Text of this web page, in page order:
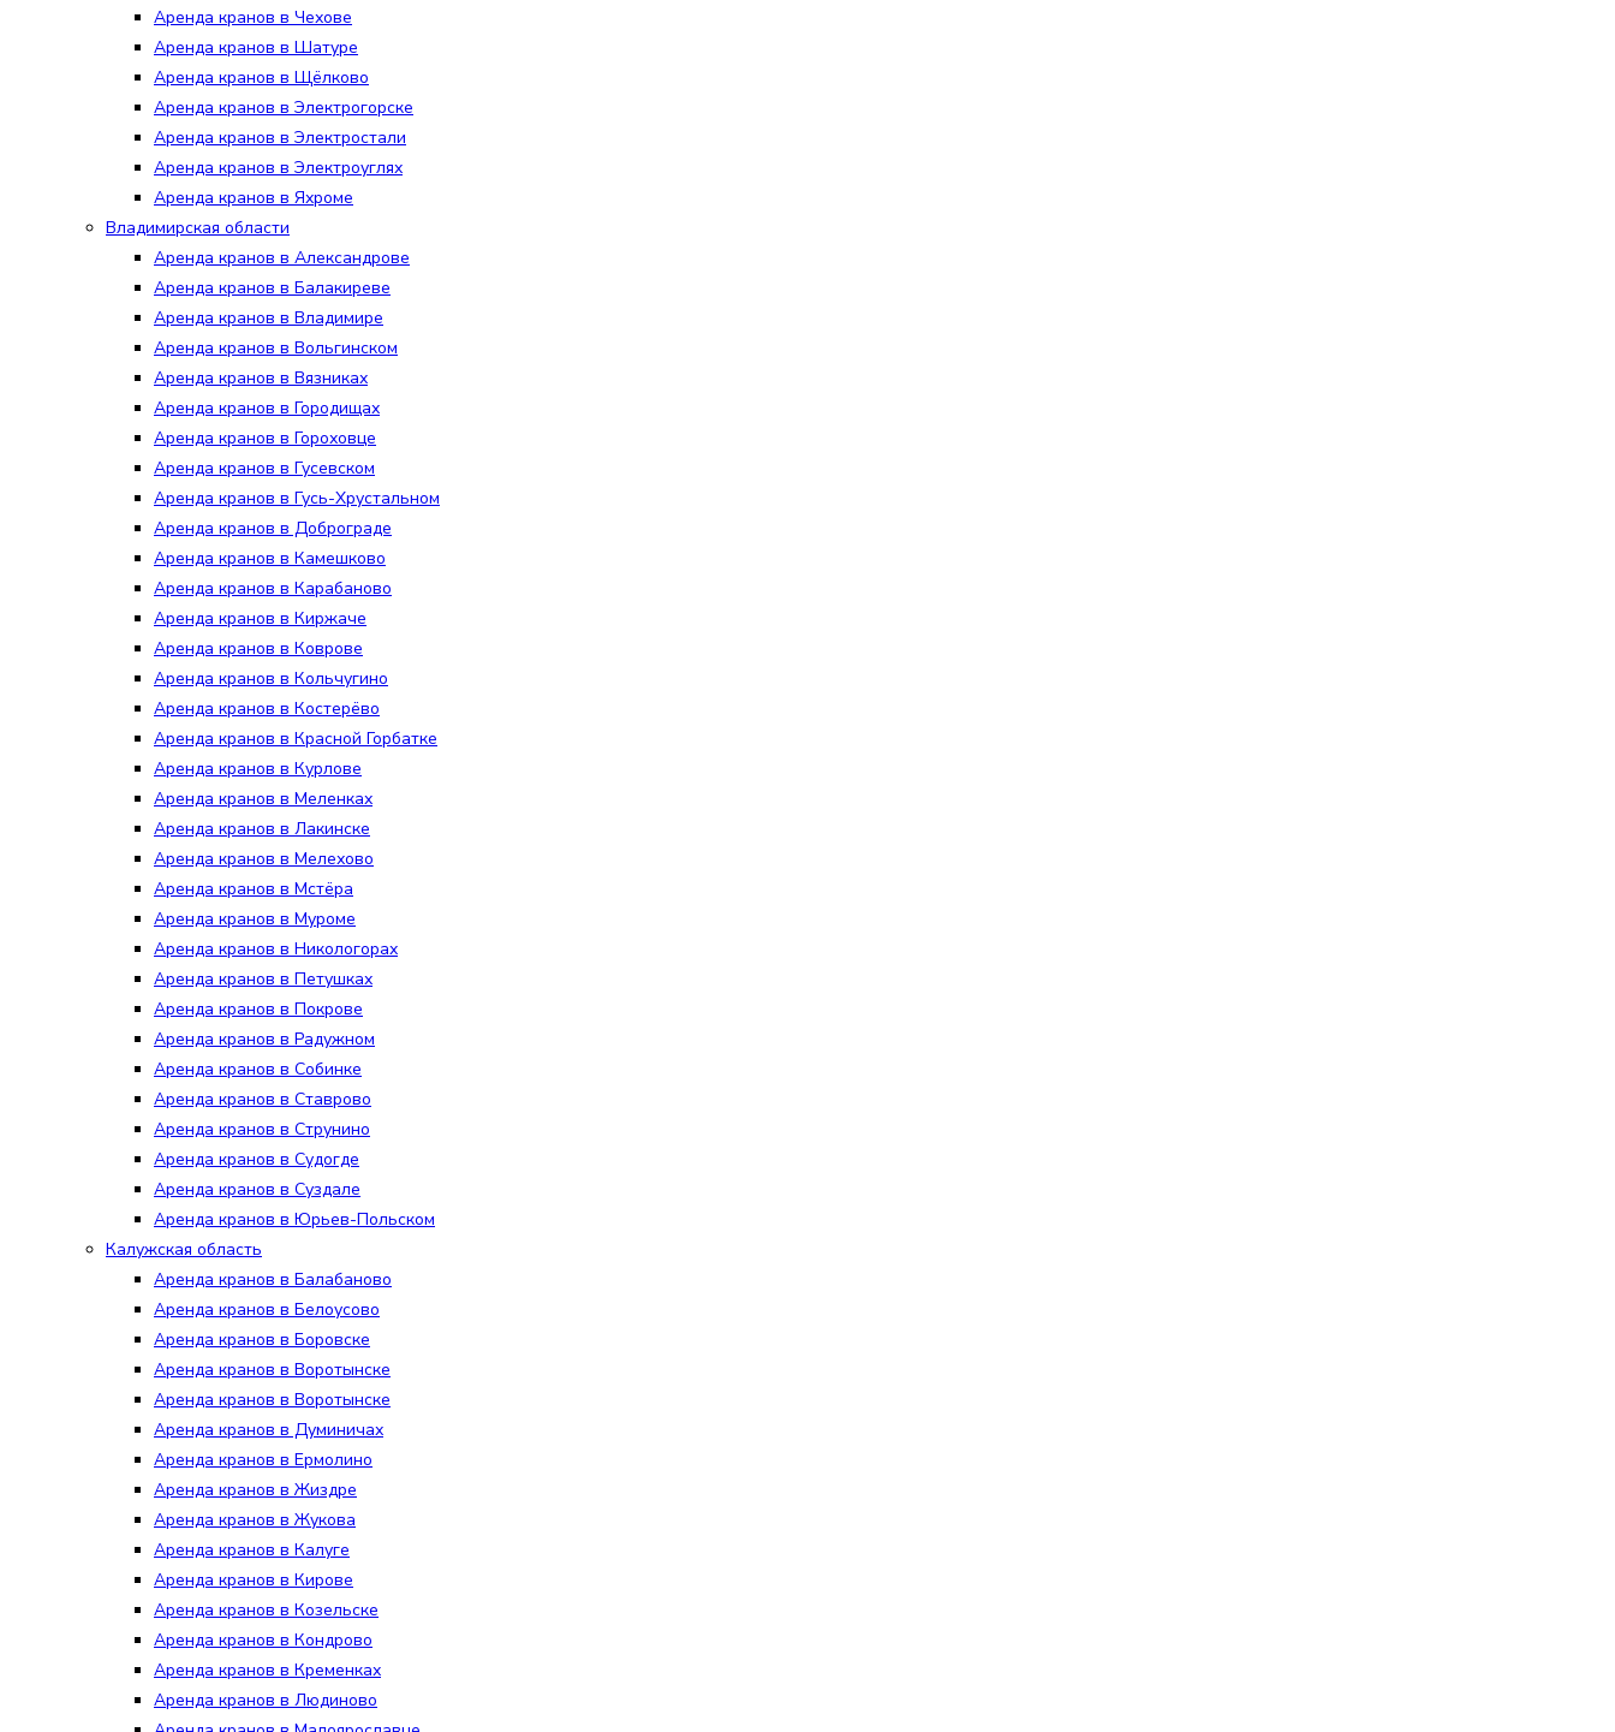
Аренда кранов в Чехове
Аренда кранов в Шатуре
Аренда кранов в Щёлково
Аренда кранов в Электрогорске
Аренда кранов в Электростали
Аренда кранов в Электроуглях
Аренда кранов в Яхроме
Владимирская области
Аренда кранов в Александрове
Аренда кранов в Балакиреве
Аренда кранов в Владимире
Аренда кранов в Вольгинском
Аренда кранов в Вязниках
Аренда кранов в Городищах
Аренда кранов в Гороховце
Аренда кранов в Гусевском
Аренда кранов в Гусь-Хрустальном
Аренда кранов в Доброграде
Аренда кранов в Камешково
Аренда кранов в Карабаново
Аренда кранов в Киржаче
Аренда кранов в Коврове
Аренда кранов в Кольчугино
Аренда кранов в Костерёво
Аренда кранов в Красной Горбатке
Аренда кранов в Курлове
Аренда кранов в Меленках
Аренда кранов в Лакинске
Аренда кранов в Мелехово
Аренда кранов в Мстёра
Аренда кранов в Муроме
Аренда кранов в Никологорах
Аренда кранов в Петушках
Аренда кранов в Покрове
Аренда кранов в Радужном
Аренда кранов в Собинке
Аренда кранов в Ставрово
Аренда кранов в Струнино
Аренда кранов в Судогде
Аренда кранов в Суздале
Аренда кранов в Юрьев-Польском
Калужская область
Аренда кранов в Балабаново
Аренда кранов в Белоусово
Аренда кранов в Боровске
Аренда кранов в Воротынске
Аренда кранов в Воротынске
Аренда кранов в Думиничах
Аренда кранов в Ермолино
Аренда кранов в Жиздре
Аренда кранов в Жукова
Аренда кранов в Калуге
Аренда кранов в Кирове
Аренда кранов в Козельске
Аренда кранов в Кондрово
Аренда кранов в Кременках
Аренда кранов в Людиново